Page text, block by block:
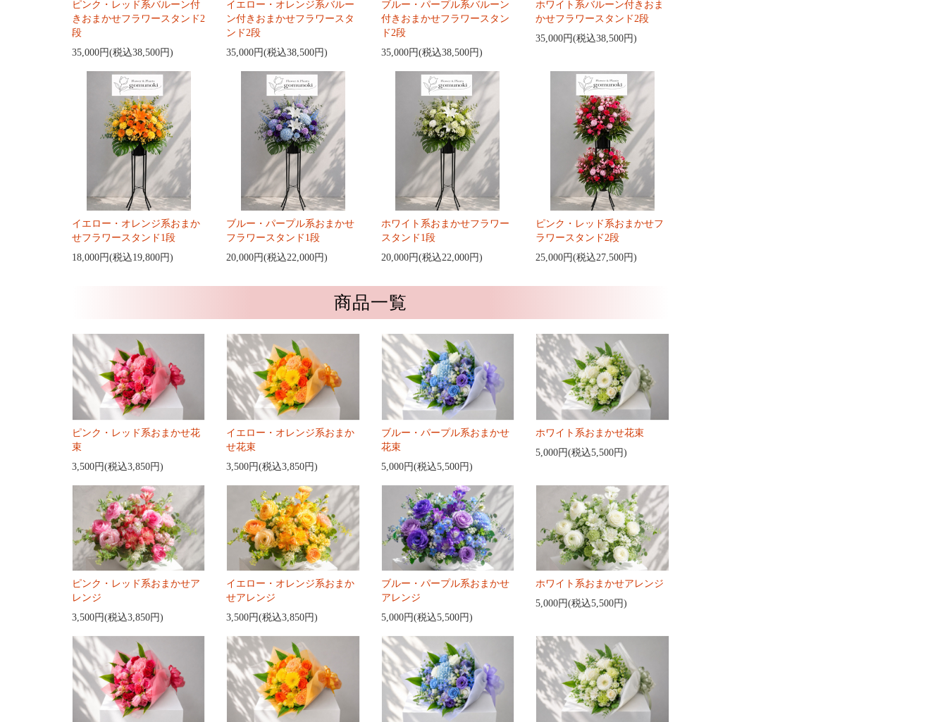
ピンク・レッド系バルーン付
きおまかせフラワースタンド2
段
35,000円(税込38,500円)
イエロー・オレンジ系バルー
ン付きおまかせフラワースタ
ンド2段
35,000円(税込38,500円)
ブルー・パープル系バルーン
付きおまかせフラワースタン
ド2段
35,000円(税込38,500円)
ホワイト系バルーン付きおま
かせフラワースタンド2段
35,000円(税込38,500円)
イエロー・オレンジ系おまか
せフラワースタンド1段
18,000円(税込19,800円)
ブルー・パープル系おまかせ
フラワースタンド1段
20,000円(税込22,000円)
ホワイト系おまかせフラワー
スタンド1段
20,000円(税込22,000円)
ピンク・レッド系おまかせフ
ラワースタンド2段
25,000円(税込27,500円)
商品一覧
ピンク・レッド系おまかせ花
束
3,500円(税込3,850円)
イエロー・オレンジ系おまか
せ花束
3,500円(税込3,850円)
ブルー・パープル系おまかせ
花束
5,000円(税込5,500円)
ホワイト系おまかせ花束
5,000円(税込5,500円)
ピンク・レッド系おまかせア
レンジ
3,500円(税込3,850円)
イエロー・オレンジ系おまか
せアレンジ
3,500円(税込3,850円)
ブルー・パープル系おまかせ
アレンジ
5,000円(税込5,500円)
ホワイト系おまかせアレンジ
5,000円(税込5,500円)